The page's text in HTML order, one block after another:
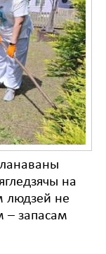
на
людзей не
– запасам